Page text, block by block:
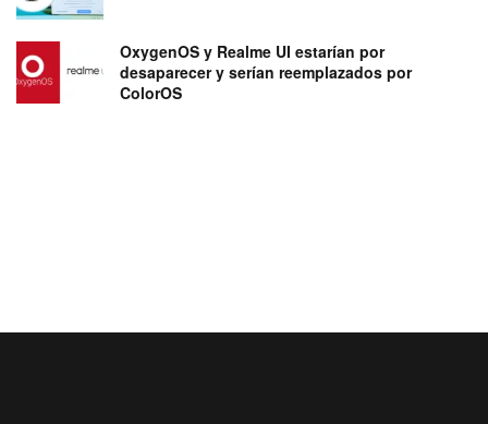
OxygenOS y Realme UI estarían por
desaparecer y serían reemplazados por
ColorOS